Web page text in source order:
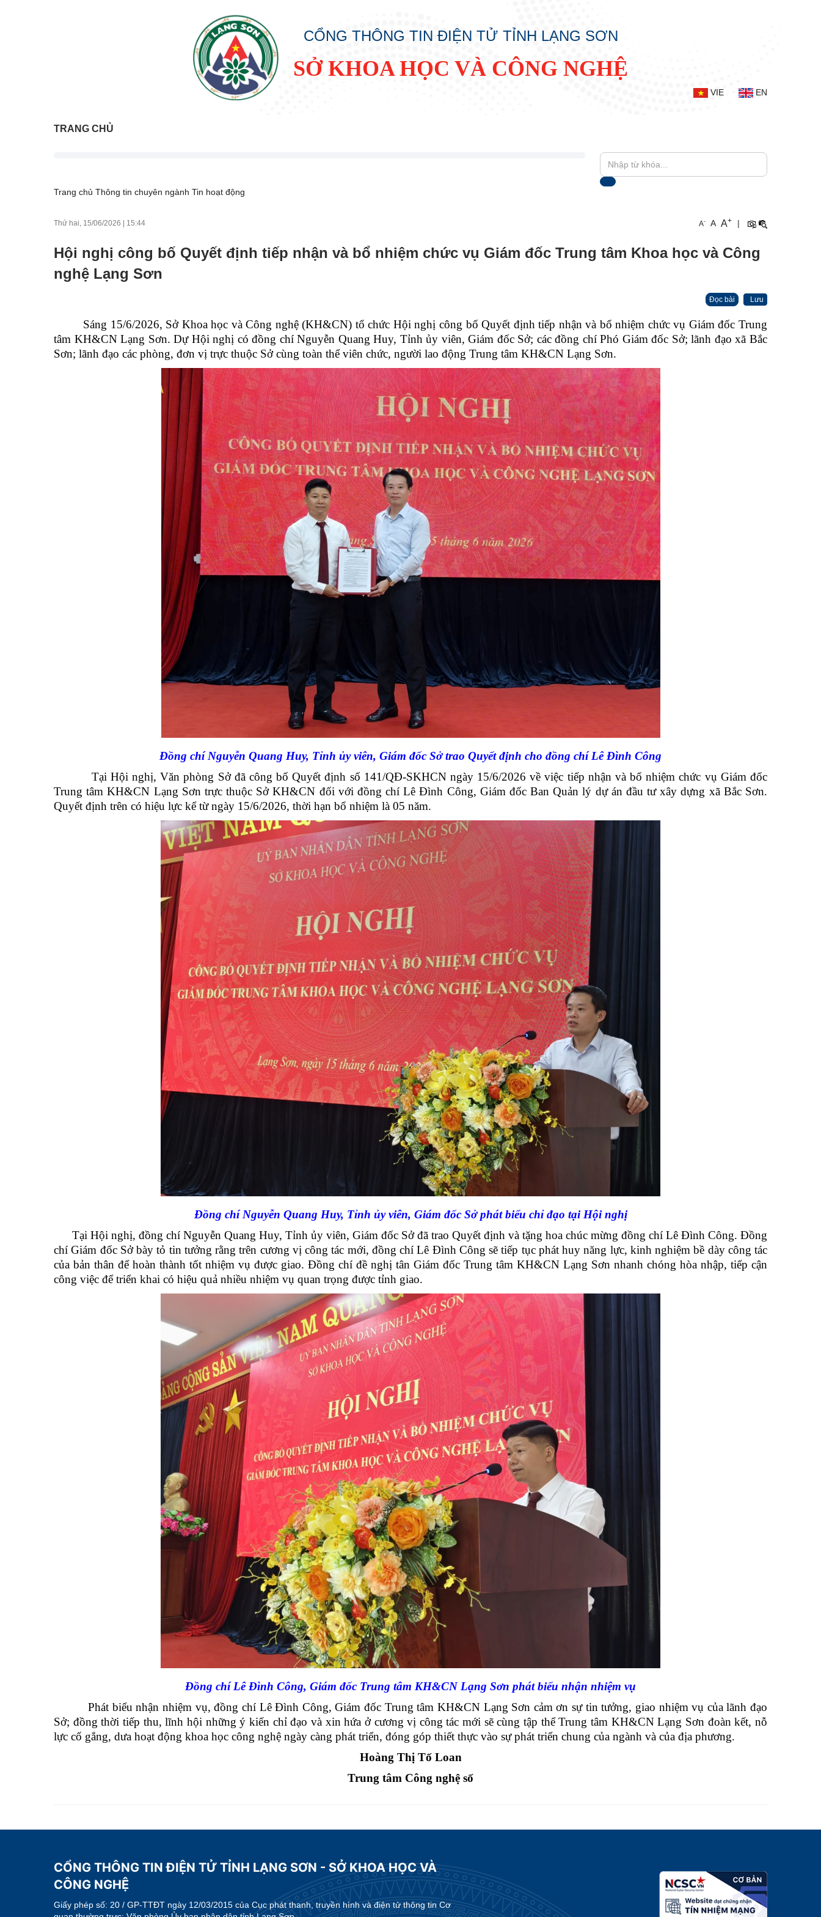
CỔNG THÔNG TIN ĐIỆN TỬ TỈNH LẠNG SƠN
SỞ KHOA HỌC VÀ CÔNG NGHỆ
VIE EN
TRANG CHỦ
Trang chủ Thông tin chuyên ngành Tin hoạt động
Thứ hai, 15/06/2026 | 15:44 A- A A+ |
Hội nghị công bố Quyết định tiếp nhận và bổ nhiệm chức vụ Giám đốc Trung tâm Khoa học và Công
nghệ Lạng Sơn
Đọc bài Lưu
Sáng 15/6/2026, Sở Khoa học và Công nghệ (KH&CN) tổ chức Hội nghị công bố Quyết định tiếp nhận và bổ nhiệm chức vụ Giám đốc Trung
tâm KH&CN Lạng Sơn. Dự Hội nghị có đồng chí Nguyễn Quang Huy, Tỉnh ủy viên, Giám đốc Sở; các đồng chí Phó Giám đốc Sở; lãnh đạo xã Bắc
Sơn; lãnh đạo các phòng, đơn vị trực thuộc Sở cùng toàn thể viên chức, người lao động Trung tâm KH&CN Lạng Sơn.
Đồng chí Nguyễn Quang Huy, Tỉnh ủy viên, Giám đốc Sở trao Quyết định cho đồng chí Lê Đình Công
Tại Hội nghị, Văn phòng Sở đã công bố Quyết định số 141/QĐ-SKHCN ngày 15/6/2026 về việc tiếp nhận và bổ nhiệm chức vụ Giám đốc
Trung tâm KH&CN Lạng Sơn trực thuộc Sở KH&CN đối với đồng chí Lê Đình Công, Giám đốc Ban Quản lý dự án đầu tư xây dựng xã Bắc Sơn.
Quyết định trên có hiệu lực kể từ ngày 15/6/2026, thời hạn bổ nhiệm là 05 năm.
Đồng chí Nguyễn Quang Huy, Tỉnh ủy viên, Giám đốc Sở phát biểu chỉ đạo tại Hội nghị
Tại Hội nghị, đồng chí Nguyễn Quang Huy, Tỉnh ủy viên, Giám đốc Sở đã trao Quyết định và tặng hoa chúc mừng đồng chí Lê Đình Công. Đồng
chí Giám đốc Sở bày tỏ tin tưởng rằng trên cương vị công tác mới, đồng chí Lê Đình Công sẽ tiếp tục phát huy năng lực, kinh nghiệm bề dày công tác
của bản thân để hoàn thành tốt nhiệm vụ được giao. Đồng chí đề nghị tân Giám đốc Trung tâm KH&CN Lạng Sơn nhanh chóng hòa nhập, tiếp cận
công việc để triển khai có hiệu quả nhiều nhiệm vụ quan trọng được tỉnh giao.
Đồng chí Lê Đình Công, Giám đốc Trung tâm KH&CN Lạng Sơn phát biểu nhận nhiệm vụ
Phát biểu nhận nhiệm vụ, đồng chí Lê Đình Công, Giám đốc Trung tâm KH&CN Lạng Sơn cảm ơn sự tin tưởng, giao nhiệm vụ của lãnh đạo
Sở; đồng thời tiếp thu, lĩnh hội những ý kiến chỉ đạo và xin hứa ở cương vị công tác mới sẽ cùng tập thể Trung tâm KH&CN Lạng Sơn đoàn kết, nỗ
lực cố gắng, dưa hoạt động khoa học công nghệ ngày càng phát triển, đóng góp thiết thực vào sự phát triển chung của ngành và của địa phương.
Hoàng Thị Tố Loan
Trung tâm Công nghệ số
CỔNG THÔNG TIN ĐIỆN TỬ TỈNH LẠNG SƠN - SỞ KHOA HỌC VÀ
CÔNG NGHỆ
Giấy phép số: 20 / GP-TTĐT ngày 12/03/2015 của Cục phát thanh, truyền hình và điện tử thông tin Cơ